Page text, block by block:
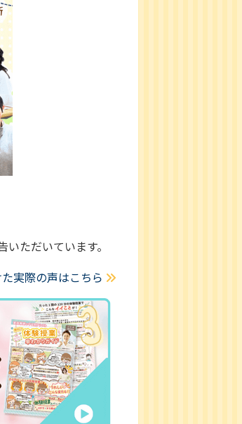
ただいています。
実際の声はこちら